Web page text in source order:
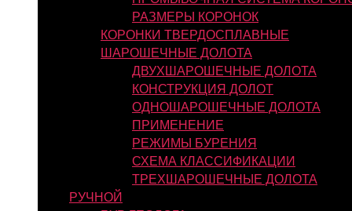
РАЗМЕРЫ КОРОНОК
КОРОНКИ ТВЕРДОСПЛАВНЫЕ
ШАРОШЕЧНЫЕ ДОЛОТА
ДВУХШАРОШЕЧНЫЕ ДОЛОТА
КОНСТРУКЦИЯ ДОЛОТ
ОДНОШАРОШЕЧНЫЕ ДОЛОТА
ПРИМЕНЕНИЕ
РЕЖИМЫ БУРЕНИЯ
СХЕМА КЛАССИФИКАЦИИ
ТРЕХШАРОШЕЧНЫЕ ДОЛОТА
РУЧНОЙ